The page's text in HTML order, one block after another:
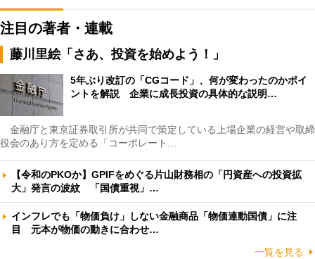
注目の著者・連載
藤川里絵「さあ、投資を始めよう！」
5年ぶり改訂の「CGコード」、何が変わったのかポイ
ントを解説 企業に成長投資の具体的な説明…
金融庁と東京証券取引所が共同で策定している上場企業の経営や取締
役会のあり方を定める「コーポレート…
【令和のPKOか】GPIFをめぐる片山財務相の「円資産への投資拡
大」発言の波紋 「国債重視」…
インフレでも「物価負け」しない金融商品「物価連動国債」に注
目 元本が物価の動きに合わせ…
一覧を見る